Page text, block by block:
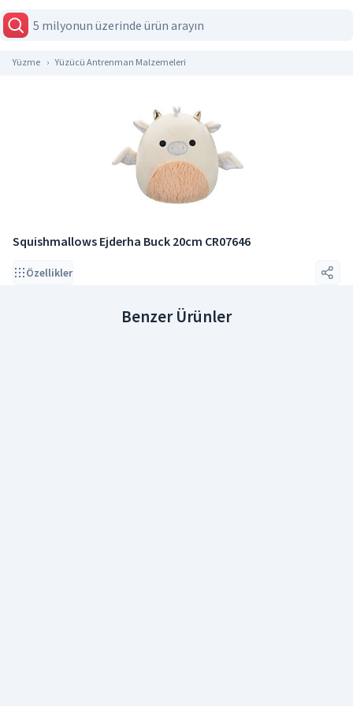
Yüzme Yüzücü Antrenman Malzemeleri
Squishmallows Ejderha Buck 20cm CR07646
Özellikler
Benzer Ürünler